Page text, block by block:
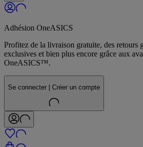
Adhésion OneASICS
Profitez de la livraison gratuite, des retours
exclusives et bien plus encore grâce aux
OneASICS™.
Se connecter | Créer un compte